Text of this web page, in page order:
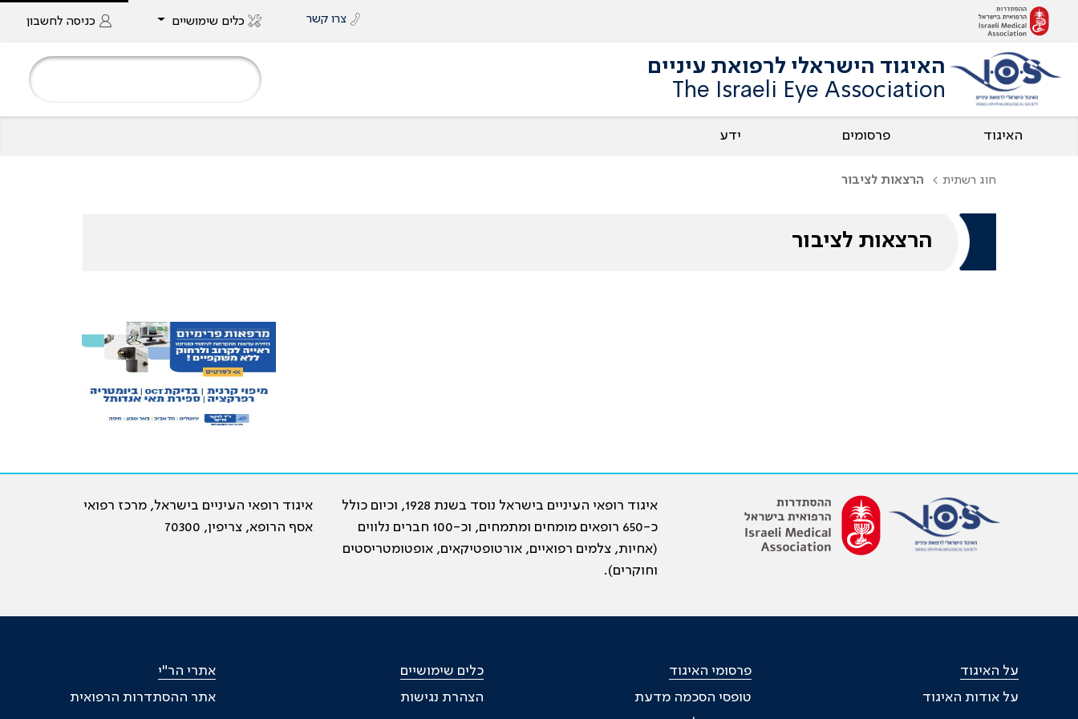
צרו קשר כלים שימושיים כניסה לחשבון
האיגוד הישראלי לרפואת עיניים
The Israeli Eye Association
האיגוד פרסומים ידע
חוג רשתית הרצאות לציבור
הרצאות לציבור
איגוד רופאי העיניים בישראל נוסד בשנת 1928, וכיום כולל
כ-650 רופאים מומחים ומתמחים, וכ-100 חברים נלווים
(אחיות, צלמים רפואיים, אורטופטיקאים, אופטומטריסטים
וחוקרים).
איגוד רופאי העיניים בישראל, מרכז רפואי
אסף הרופא, צריפין, 70300
על האיגוד
על אודות האיגוד
פרסומי האיגוד
טופסי הסכמה מדעת
כלים שימושיים
הצהרת נגישות
אתרי הר"י
אתר ההסתדרות הרפואית